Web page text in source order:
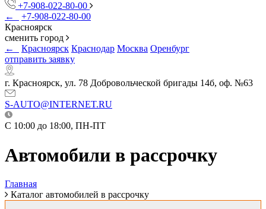
+7-908-022-80-00
←
+7-908-022-80-00
Красноярск
сменить город
←
Красноярск Краснодар Москва Оренбург
отправить заявку
г. Красноярск, ул. 78 Добровольческой бригады 14б, оф. №63
S-AUTO@INTERNET.RU
C 10:00 до 18:00, ПН-ПТ
Автомобили в рассрочку
Главная
Каталог автомобилей в рассрочку